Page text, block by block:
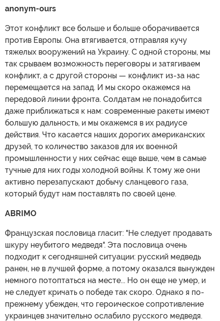
anonym-ours
Этот конфликт все больше и больше оборачивается
против Европы. Она втягивается, отправляя кучу
тяжелых вооружений на Украину. С одной стороны, мы
так срываем возможность переговоры и затягиваем
конфликт, а с другой стороны — конфликт из-за нас
перемещается на запад. И мы скоро окажемся на
передовой линии фронта. Солдатам не понадобится
даже приближаться к нам: современные ракеты имеют
большую дальность, и мы окажемся в их радиусе
действия. Что касается наших дорогих американских
друзей, то количество заказов для их военной
промышленности у них сейчас еще выше, чем в самые
тучные для них годы холодной войны. К тому же они
активно перезапускают добычу сланцевого газа,
который будут нам поставлять по своей цене.
ABRIMO
Французская пословица гласит: "Не следует продавать
шкуру неубитого медведя". Эта пословица очень
подходит к сегодняшней ситуации: русский медведь
ранен, не в лучшей форме, а потому оказался вынужден
немного потоптаться на месте... Но он еще не умер, и
не следует кричать о победе так скоро. Однако я по-
прежнему убежден, что героическое сопротивление
украинцев значительно ослабило русского медведя.